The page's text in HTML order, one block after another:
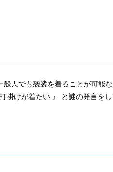
人でも袈裟を着ることが可能な
掛けが着たい 』 と謎の発言を